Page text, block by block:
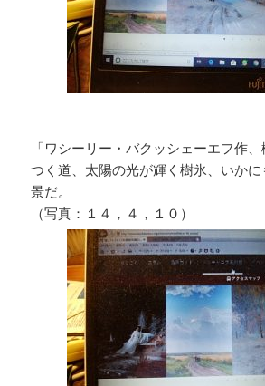
「ワシーリー・バクッシェーエフ作
つく道、太陽の光が輝く樹氷、いか
景だ。
（写真：１４，４，１０）